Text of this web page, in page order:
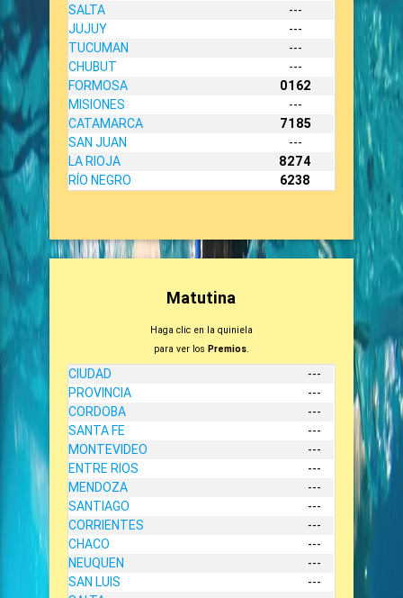
SALTA
---
JUJUY
---
TUCUMAN
---
CHUBUT
---
FORMOSA
0162
MISIONES
---
CATAMARCA
7185
SAN JUAN
---
LA RIOJA
8274
RÍO NEGRO
6238
Matutina
Haga clic en la quiniela
para ver los Premios.
CIUDAD
---
PROVINCIA
---
CORDOBA
---
SANTA FE
---
MONTEVIDEO
---
ENTRE RIOS
---
MENDOZA
---
SANTIAGO
---
CORRIENTES
---
CHACO
---
NEUQUEN
---
SAN LUIS
---